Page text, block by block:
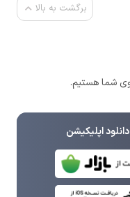
برگشت به بالا
دانلود اپلیکیشن